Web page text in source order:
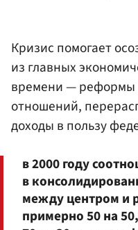
Кризис помогает
из главных
времени —
отношений,
доходы в пользу
в 2000 году
в
между центром и
примерно 50 на